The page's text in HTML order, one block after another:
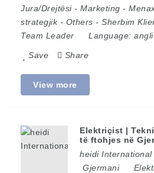
Jura/Drejtësi- Marketing -
strategjik- Others - Sherbim
Team Leader
Language:
Save Share
View more
Elektriçist |
të ftohjes në
heidi International
Gjermani